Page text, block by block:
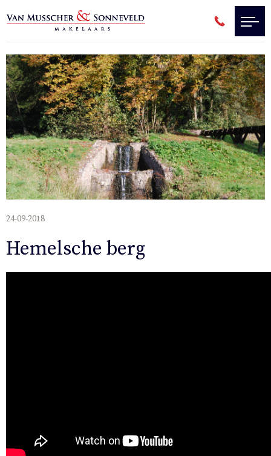
24-09-2018
Hemelsche berg